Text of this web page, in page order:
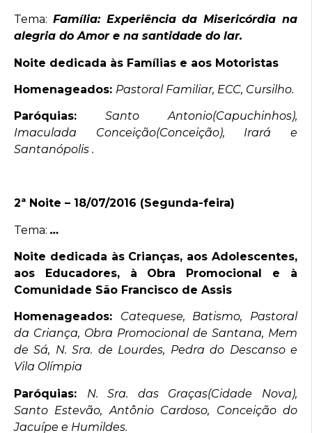
Tema: Família: Experiência da Misericórdia na
alegria do Amor e na santidade do lar.
Noite dedicada às Famílias e aos Motoristas
Homenageados: Pastoral Familiar, ECC, Cursilho.
Paróquias:
Santo Antonio(Capuchinhos),
Imaculada Conceição(Conceição), Irará e
Santanópolis .
2ª Noite – 18/07/2016 (Segunda-feira)
Tema: …
Noite dedicada às Crianças, aos Adolescentes,
aos Educadores, à Obra Promocional e à
Comunidade São Francisco de Assis
Homenageados: Catequese, Batismo, Pastoral
da Criança, Obra Promocional de Santana, Mem
de Sá, N. Sra. de Lourdes, Pedra do Descanso e
Vila Olímpia
Paróquias: N. Sra. das Graças(Cidade Nova),
Santo Estevão, Antônio Cardoso, Conceição do
Jacuípe e Humildes.